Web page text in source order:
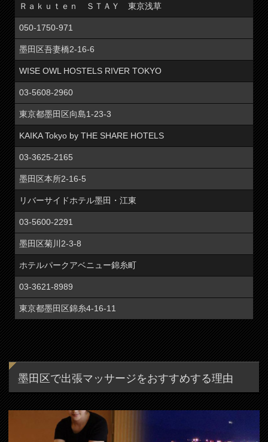
Ｒａｋｕｔｅｎ ＳＴＡＹ 東京浅草
050-1750-971
墨田区吾妻橋2-16-6
WISE OWL HOSTELS RIVER TOKYO
03-5608-2960
東京都墨田区向島1-23-3
KAIKA Tokyo by THE SHARE HOTELS
03-3625-2165
墨田区本所2-16-5
リバーサイドホテル墨田・江東
03-5600-2291
墨田区菊川2-3-8
ホテルパークアベニュー錦糸町
03-3621-8989
東京都墨田区錦糸4-16-11
墨田区で出張マッサージをおすすめする理由